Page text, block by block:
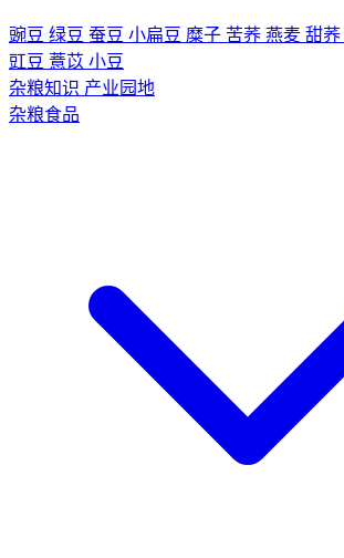
豌豆 绿豆 蚕豆 小扁豆 糜子 苦荞 燕麦 甜荞
豇豆 薏苡 小豆
杂粮知识 产业园地
杂粮食品